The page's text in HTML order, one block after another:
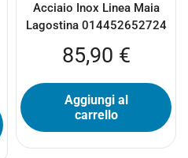
Acciaio Inox Linea Maia
Lagostina 014452652724
85,90 €
Aggiungi al
carrello